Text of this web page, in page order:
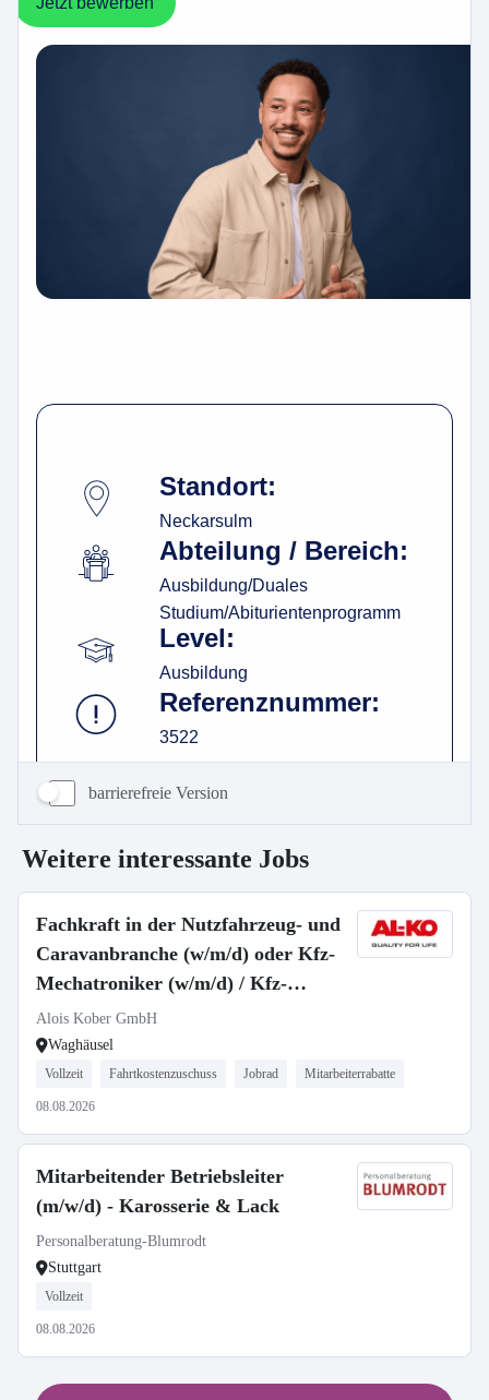
barrierefreie Version
Weitere interessante Jobs
Fachkraft in der Nutzfahrzeug- und
Caravanbranche (w/m/d) oder Kfz-
Mechatroniker (w/m/d) / Kfz-
Mechaniker (w/m/d)
Alois Kober GmbH
Waghäusel
Vollzeit Fahrtkostenzuschuss Jobrad Mitarbeiterrabatte
08.08.2026
Mitarbeitender Betriebsleiter
(m/w/d) - Karosserie & Lack
Personalberatung-Blumrodt
Stuttgart
Vollzeit
08.08.2026